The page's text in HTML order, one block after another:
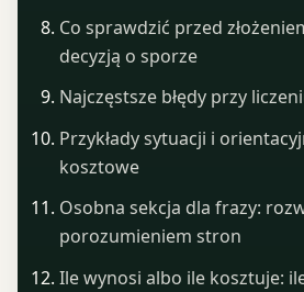
Co sprawdzić przed
decyzją o sporze
Najczęstsze błędy przy
Przykłady sytuacji i
kosztowe
Osobna sekcja dla frazy:
porozumieniem stron
Ile wynosi albo ile kosztuje: